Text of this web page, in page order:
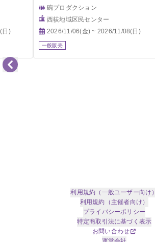
日)
碗プロダクション
西荻地域区民センター
2026/11/06(金) ~ 2026/11/08(日)
一般販売
利用規約（一般ユーザー向け）
利用規約（主催者向け）
プライバシーポリシー
特定商取引法に基づく表示
お問い合わせ